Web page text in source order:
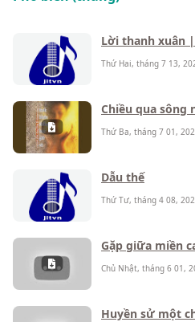
Lời thanh xuân |
Thứ Hai, tháng 7 13,
Chiều qua sông
Thứ Ba, tháng 7 01,
Dẫu thế
Thứ Tư, tháng 4 08,
Gặp giữa miền
Chủ Nhật, tháng 6 01,
Huyền sử một